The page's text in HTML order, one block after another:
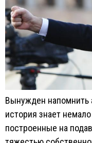
Вынужден напомнить
история знает
построенные на